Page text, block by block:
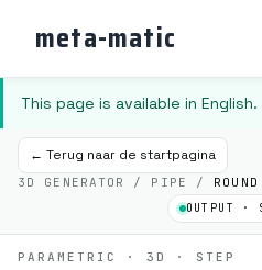
meta-matic
This page is available in English.
← Terug naar de startpagina
3D GENERATOR / PIPE /
OUTPUT ·
PARAMETRIC · 3D · STEP